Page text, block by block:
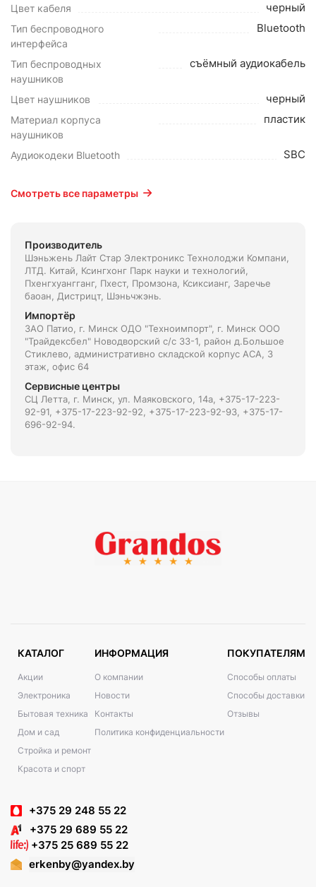
Цвет кабеля черный
Тип беспроводного
интерфейса
Bluetooth
Тип беспроводных
наушников
съёмный аудиокабель
Цвет наушников черный
Материал корпуса
наушников
пластик
Аудиокодеки Bluetooth SBC
Смотреть все параметры
Производитель
Шэньжень Лайт Стар Электроникс Технолоджи Компани,
ЛТД. Китай, Ксингхонг Парк науки и технологий,
Пхенгхуангганг, Пхест, Промзона, Ксиксианг, Заречье
баоан, Дистрицт, Шэньчжэнь.
Импортёр
ЗАО Патио, г. Минск ОДО "Техноимпорт", г. Минск ООО
"Трайдексбел" Новодворский с/с 33-1, район д.Большое
Стиклево, административно складской корпус АСА, 3
этаж, офис 64
Сервисные центры
СЦ Летта, г. Минск, ул. Маяковского, 14а, +375-17-223-
92-91, +375-17-223-92-92, +375-17-223-92-93, +375-17-
696-92-94.
КАТАЛОГ
Акции
Электроника
Бытовая техника
Дом и сад
Стройка и ремонт
Красота и спорт
ИНФОРМАЦИЯ
О компании
Новости
Контакты
Политика конфиденциальности
ПОКУПАТЕЛЯМ
Способы оплаты
Способы доставки
Отзывы
+375 29 248 55 22
+375 29 689 55 22
+375 25 689 55 22
erkenby@yandex.by